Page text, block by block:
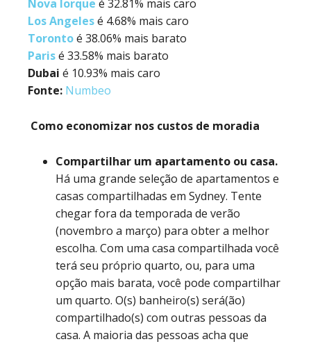
Nova Iorque é 32.81% mais caro
Los Angelesé 4.68% mais caro
Torontoé 38.06% mais barato
Parisé 33.58% mais barato
Dubai é 10.93% mais caro
Fonte: Numbeo
Como economizar nos custos de moradia
Compartilhar um apartamento ou casa.
Há uma grande seleção de apartamentos e
casas compartilhadas em Sydney. Tente
chegar fora da temporada de verão
(novembro a março) para obter a melhor
escolha. Com uma casa compartilhada você
terá seu próprio quarto, ou, para uma
opção mais barata, você pode compartilhar
um quarto. O(s) banheiro(s) será(ão)
compartilhado(s) com outras pessoas da
casa. A maioria das pessoas acha que